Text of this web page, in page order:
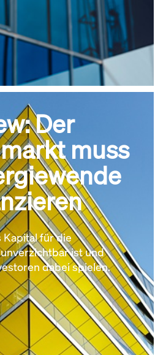
Der
muss
für die
ist und
dabei spielen.